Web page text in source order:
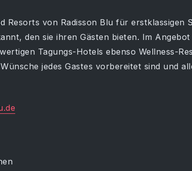
Resorts von Radisson Blu für erstklassigen
den sie ihren Gästen bieten. Im
Tagungs-Hotels ebenso Wellness-
jedes Gastes vorbereitet sind und